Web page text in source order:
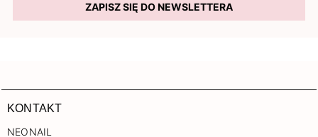
ZAPISZ SIĘ DO NEWSLETTERA
KONTAKT
NEONAIL